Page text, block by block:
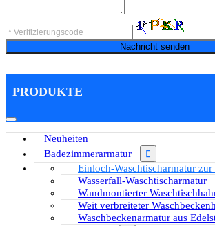
Nachricht senden
PRODUKTE
Neuheiten
Badezimmerarmatur
Einloch-Waschtischarmatur zur
Wasserfall-Waschtischarmatur
Wandmontierter
Weit verbreiteter
Waschbeckenarmatur aus